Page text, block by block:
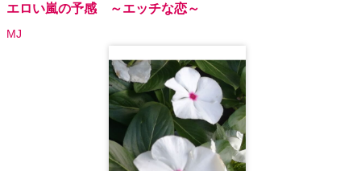
エロい嵐の予感 ～エッチな恋～
MJ